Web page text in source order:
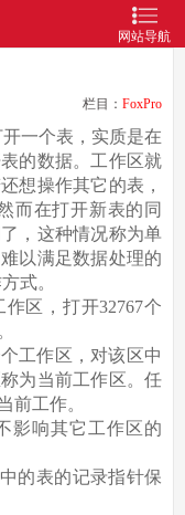
网站导航
栏目： FoxPro
一个表，实质是在
的数据。工作区就
想操作其它的表，
而在打开新表的同
，这种情况称为单
以满足数据处理的
式。
区，打开32767个
工作区，对该区中
为当前工作区。任
前工作。
影响其它工作区的
的表的记录指针保